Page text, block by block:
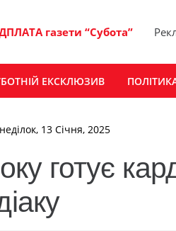
газети “Субота”
ЕКСКЛЮЗИВ
13 Січня, 2025
готує